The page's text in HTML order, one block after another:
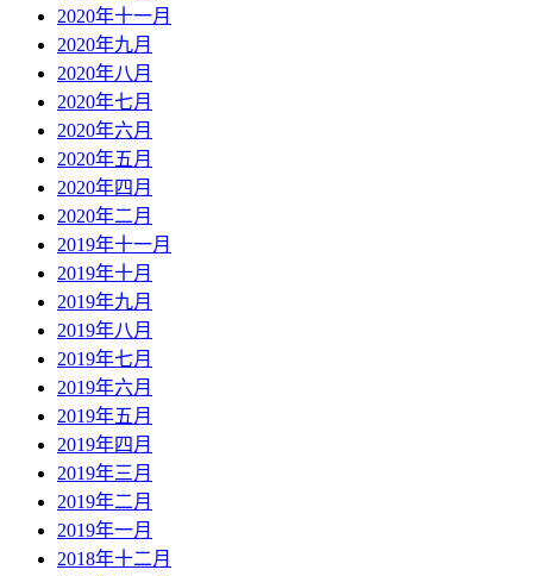
2020年十一月
2020年九月
2020年八月
2020年七月
2020年六月
2020年五月
2020年四月
2020年二月
2019年十一月
2019年十月
2019年九月
2019年八月
2019年七月
2019年六月
2019年五月
2019年四月
2019年三月
2019年二月
2019年一月
2018年十二月